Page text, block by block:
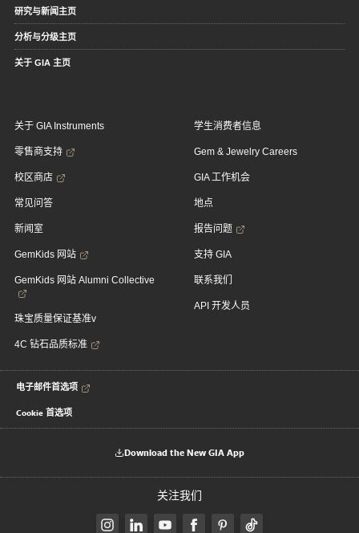
研究与新闻主页
分析与分级主页
关于 GIA 主页
关于 GIA Instruments
零售商支持
校区商店
常见问答
新闻室
GemKids 网站
GemKids 网站 Alumni Collective
珠宝质量保证基准v
4C 钻石品质标准
学生消费者信息
Gem & Jewelry Careers
GIA 工作机会
地点
报告问题
支持 GIA
联系我们
API 开发人员
电子邮件首选项
Cookie 首选项
Download the New GIA App
关注我们